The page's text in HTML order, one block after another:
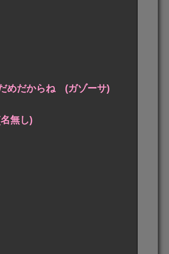
めだからね (ガゾーサ)
無し)